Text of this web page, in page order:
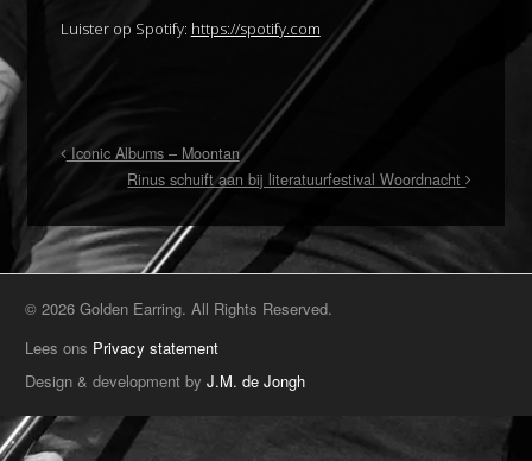
Luister op Spotify: https://spotify.com
Iconic Albums – Moontan
Rinus schuift aan bij literatuurfestival Woordnacht
© 2026 Golden Earring. All Rights Reserved.
Lees ons Privacy statement
Design & development byJ.M. de Jongh